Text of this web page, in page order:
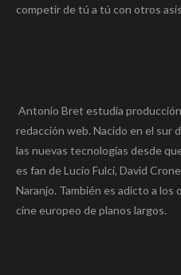
competir de tú a tú con otros
Antonio Bret estudia
redacción web. Nacido en el sur
las nuevas tecnologías desde
es fan de Lucio Fulci, David
Naranjo. También es adicto a los
cine europeo de planos largos.